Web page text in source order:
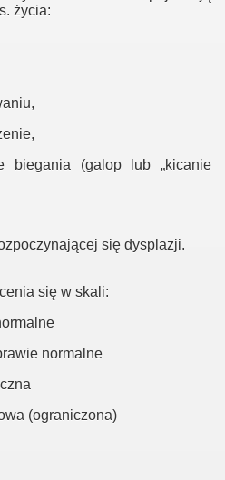
życia:
biegania (galop lub „kicanie
się dysplazji.
się w skali:
normalne
(ograniczona)